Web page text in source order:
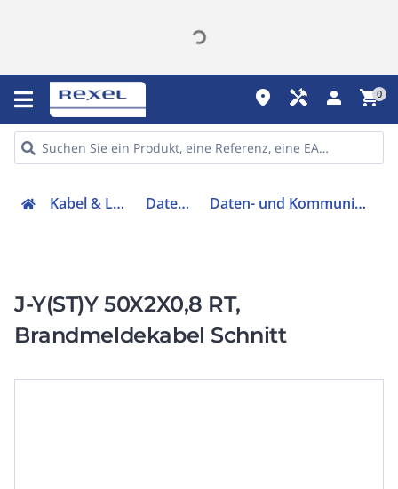
place handyman person shopping_cart0
Kabel & Leitungen Datenkabel Daten- und Kommunikationskabel
J-Y(ST)Y 50X2X0,8 RT,
Brandmeldekabel Schnitt